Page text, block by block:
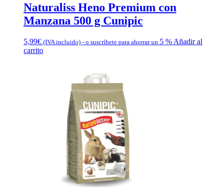
Naturaliss Heno Premium con
Manzana 500 g Cunipic
5,99€ (IVA incluido) - o suscríbete para ahorrar un 5 % Añadir al
carrito